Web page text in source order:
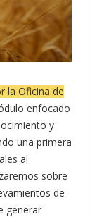
la Oficina de
enfocado
y
una primera
al
sobre
de
generar